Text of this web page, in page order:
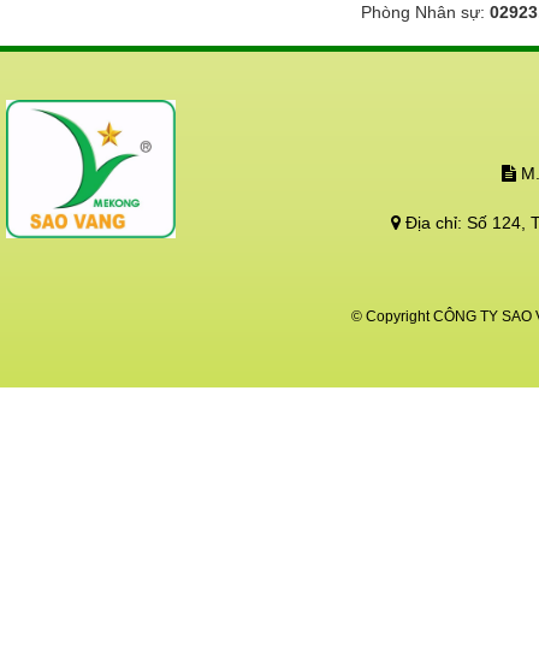
Phòng Nhân sự:
Địa chỉ: Số 124,
© Copyright CÔNG TY SAO